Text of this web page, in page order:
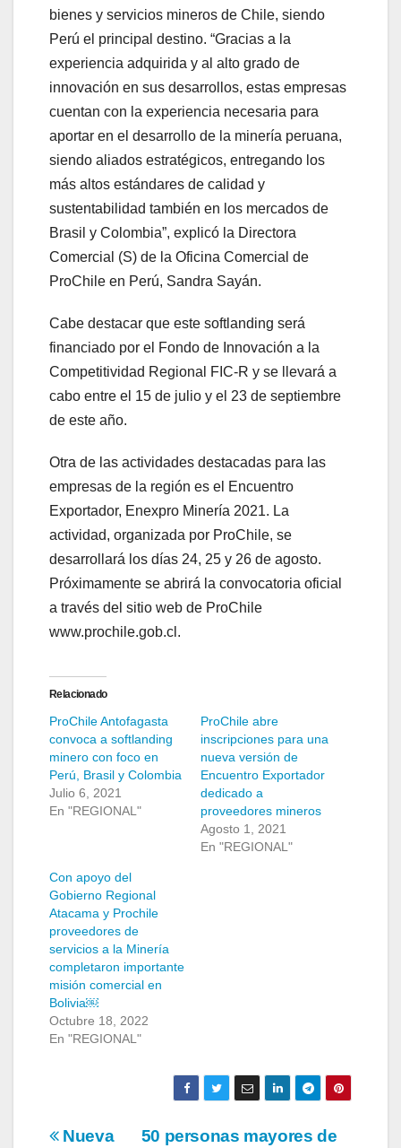
bienes y servicios mineros de Chile, siendo
Perú el principal destino. “Gracias a la
experiencia adquirida y al alto grado de
innovación en sus desarrollos, estas empresas
cuentan con la experiencia necesaria para
aportar en el desarrollo de la minería peruana,
siendo aliados estratégicos, entregando los
más altos estándares de calidad y
sustentabilidad también en los mercados de
Brasil y Colombia”, explicó la Directora
Comercial (S) de la Oficina Comercial de
ProChile en Perú, Sandra Sayán.
Cabe destacar que este softlanding será
financiado por el Fondo de Innovación a la
Competitividad Regional FIC-R y se llevará a
cabo entre el 15 de julio y el 23 de septiembre
de este año.
Otra de las actividades destacadas para las
empresas de la región es el Encuentro
Exportador, Enexpro Minería 2021. La
actividad, organizada por ProChile, se
desarrollará los días 24, 25 y 26 de agosto.
Próximamente se abrirá la convocatoria oficial
a través del sitio web de ProChile
www.prochile.gob.cl.
Relacionado
ProChile Antofagasta
convoca a softlanding
minero con foco en
Perú, Brasil y Colombia
Julio 6, 2021
En "REGIONAL"
ProChile abre
inscripciones para una
nueva versión de
Encuentro Exportador
dedicado a
proveedores mineros
Agosto 1, 2021
En "REGIONAL"
Con apoyo del
Gobierno Regional
Atacama y Prochile
proveedores de
servicios a la Minería
completaron importante
misión comercial en
Bolivia￼
Octubre 18, 2022
En "REGIONAL"
50 personas mayores de
Nueva